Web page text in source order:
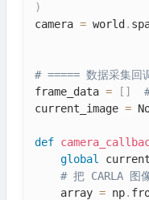
)
camera = world .
# ===== 数据采集回
frame_data = [ ]
current_image =
def
global
# 把 CARLA 图
    array
= np.